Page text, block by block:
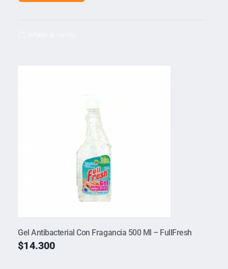
Gel Antibacterial Con Fragancia 500 Ml – FullFresh
$14.300